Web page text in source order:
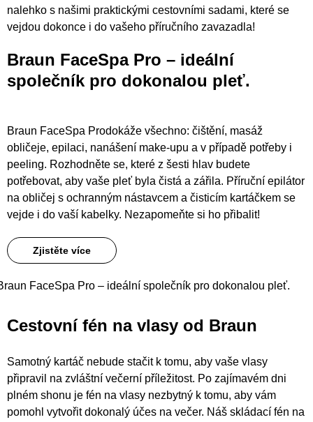
nalehko s našimi praktickými cestovními sadami, které se
vejdou dokonce i do vašeho příručního zavazadla!
Braun FaceSpa Pro – ideální
společník pro dokonalou pleť.
Braun FaceSpa Prodokáže všechno: čištění, masáž
obličeje, epilaci, nanášení make-upu a v případě potřeby i
peeling. Rozhodněte se, které z šesti hlav budete
potřebovat, aby vaše pleť byla čistá a zářila. Příruční epilátor
na obličej s ochranným nástavcem a čisticím kartáčkem se
vejde i do vaší kabelky. Nezapomeňte si ho přibalit!
Zjistěte více
FaceSpa Pro – ideální společník pro dokonalou pleť.
Cestovní fén na vlasy od Braun
Samotný kartáč nebude stačit k tomu, aby vaše vlasy
připravil na zvláštní večerní příležitost. Po zajímavém dni
plném shonu je fén na vlasy nezbytný k tomu, aby vám
pomohl vytvořit dokonalý účes na večer. Náš skládací fén na